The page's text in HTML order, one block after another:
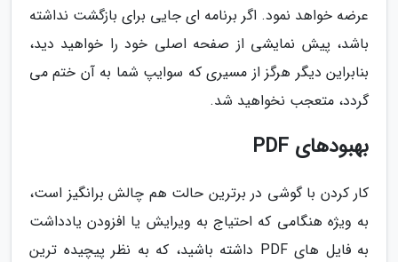
عرضه خواهد نمود. اگر برنامه ای جایی برای بازگشت نداشته
باشد، پیش نمایشی از صفحه اصلی خود را خواهید دید،
بنابراین دیگر هرگز از مسیری که سوایپ شما به آن ختم می
گردد، متعجب نخواهید شد.
بهبودهای PDF
کار کردن با گوشی در برترین حالت هم چالش برانگیز است،
به ویژه هنگامی که احتیاج به ویرایش یا افزودن یادداشت
به فایل های PDF داشته باشید، که به نظر پیچیده ترین